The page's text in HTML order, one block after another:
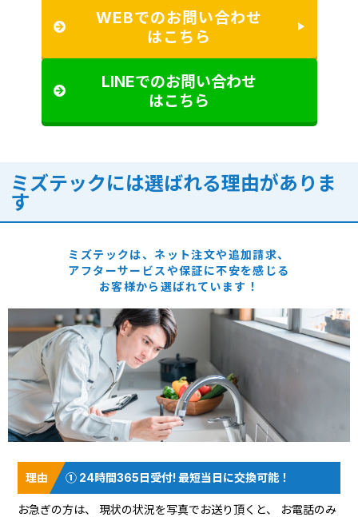
WEBでのお問い合わせ
はこちら
LINEでのお問い合わせ
はこちら
ミズテックには選ばれる理由がありま
す
ミズテックは、ネット注文や追加請求、
アフターサービスや保証に不安を感じる
お客様から選ばれています！
① 24時間365日受付! 最短当日に交換可能！
お急ぎの方は、 現状の状況を写真でお送り頂く と、 お電話のみ